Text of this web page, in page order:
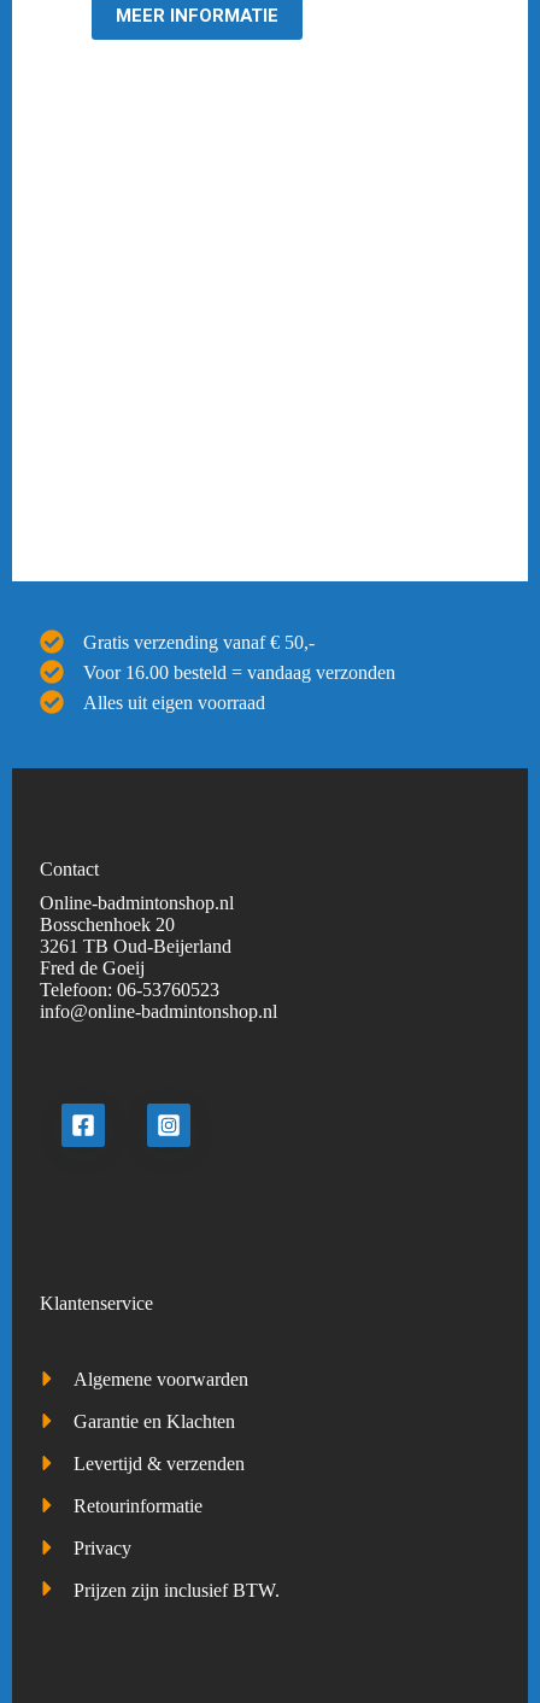
MEER INFORMATIE
Gratis verzending vanaf € 50,-
Voor 16.00 besteld = vandaag verzonden
Alles uit eigen voorraad
Contact
Online-badmintonshop.nl
Bosschenhoek 20
3261 TB Oud-Beijerland
Fred de Goeij
Telefoon:06-53760523
info@online-badmintonshop.nl
Klantenservice
Algemene voorwarden
Garantie en Klachten
Levertijd & verzenden
Retourinformatie
Privacy
Prijzen zijn inclusief BTW.